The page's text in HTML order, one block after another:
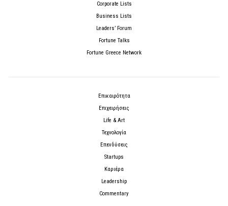
Corporate Lists
Business Lists
Leaders’ Forum
Fortune Talks
Fortune Greece Network
Επικαιρότητα
Επιχειρήσεις
Life & Art
Τεχνολογία
Επενδύσεις
Startups
Καριέρα
Leadership
Commentary